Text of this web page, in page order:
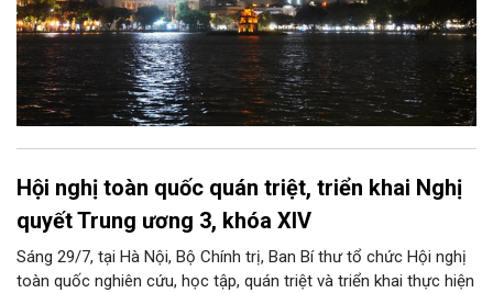
Hội nghị toàn quốc quán triệt, triển khai Nghị
quyết Trung ương 3, khóa XIV
Sáng 29/7, tại Hà Nội, Bộ Chính trị, Ban Bí thư tổ chức Hội nghị
toàn quốc nghiên cứu, học tập, quán triệt và triển khai thực hiện